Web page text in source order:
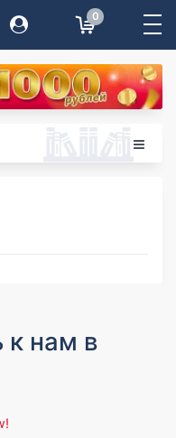
0
к нам в